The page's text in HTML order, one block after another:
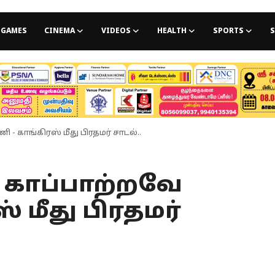
GAMES CINEMA VIDEOS HEALTH SPORTS
காங்கிரஸ் மீது பிரதமர் சாடல்..
மீது பிரதமர்